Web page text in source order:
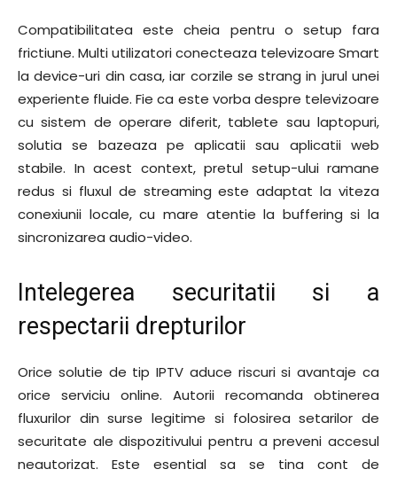
Compatibilitatea este cheia pentru o setup fara
frictiune. Multi utilizatori conecteaza televizoare Smart
la device-uri din casa, iar corzile se strang in jurul unei
experiente fluide. Fie ca este vorba despre televizoare
cu sistem de operare diferit, tablete sau laptopuri,
solutia se bazeaza pe aplicatii sau aplicatii web
stabile. In acest context, pretul setup-ului ramane
redus si fluxul de streaming este adaptat la viteza
conexiunii locale, cu mare atentie la buffering si la
sincronizarea audio-video.
Intelegerea securitatii si a
respectarii drepturilor
Orice solutie de tip IPTV aduce riscuri si avantaje ca
orice serviciu online. Autorii recomanda obtinerea
fluxurilor din surse legitime si folosirea setarilor de
securitate ale dispozitivului pentru a preveni accesul
neautorizat. Este esential sa se tina cont de